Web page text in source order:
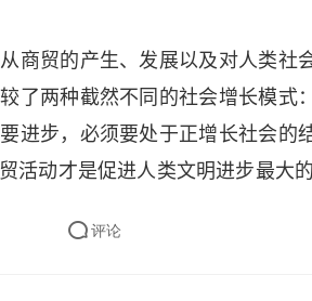
商贸的产生、发展以及对人类社
了两种截然不同的社会增长模式
进步，必须要处于正增长社会的
活动才是促进人类文明进步最大的
评论